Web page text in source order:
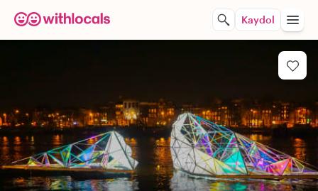
Kaydol